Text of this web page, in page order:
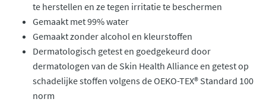
te herstellen en ze tegen irritatie te beschermen
Gemaakt met 99% water
Gemaakt zonder alcohol en kleurstoffen
Dermatologisch getest en goedgekeurd door
dermatologen van de Skin Health Alliance en getest op
schadelijke stoffen volgens de OEKO-TEX® Standard 100
norm